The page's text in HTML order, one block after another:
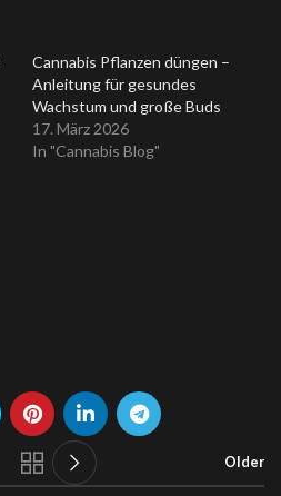
Cannabis Pflanzen düngen –
Anleitung für gesundes
Wachstum und große Buds
17. März 2026
In "Cannabis Blog"
Older